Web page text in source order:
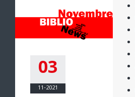
03
11-2021